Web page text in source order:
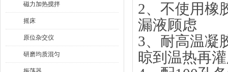
磁力加热搅拌
摇床
原位杂交仪
研磨均质混匀
2、不使用橡
漏液顾虑
3、耐高温凝
晾到温热再